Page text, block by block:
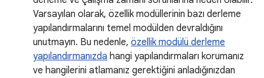
Varsayılan olarak, özellik modüllerinin bazı derleme
yapılandırmalarını temel modülden devraldığını
unutmayın. Bu nedenle, özellik modülü derleme
yapılandırmanızda hangi yapılandırmaları korumanız
ve hangilerini atlamanız gerektiğini anladığınızdan